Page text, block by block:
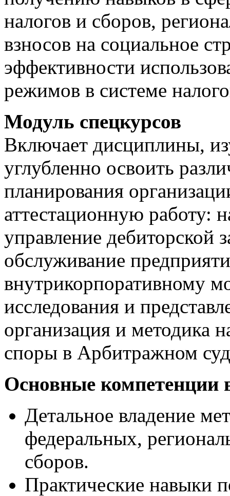
налогов и сборов,
взносов на социальное
эффективности
режимов в системе
Модуль спецкурсов
Включает дисциплины,
углубленно освоить
планирования
аттестационную работу:
управление дебиторской
обслуживание
внутрикорпоративному
исследования и
организация и методика
споры в Арбитражном
Основные компетенции
Детальное владение
федеральных,
сборов.
Практические навыки